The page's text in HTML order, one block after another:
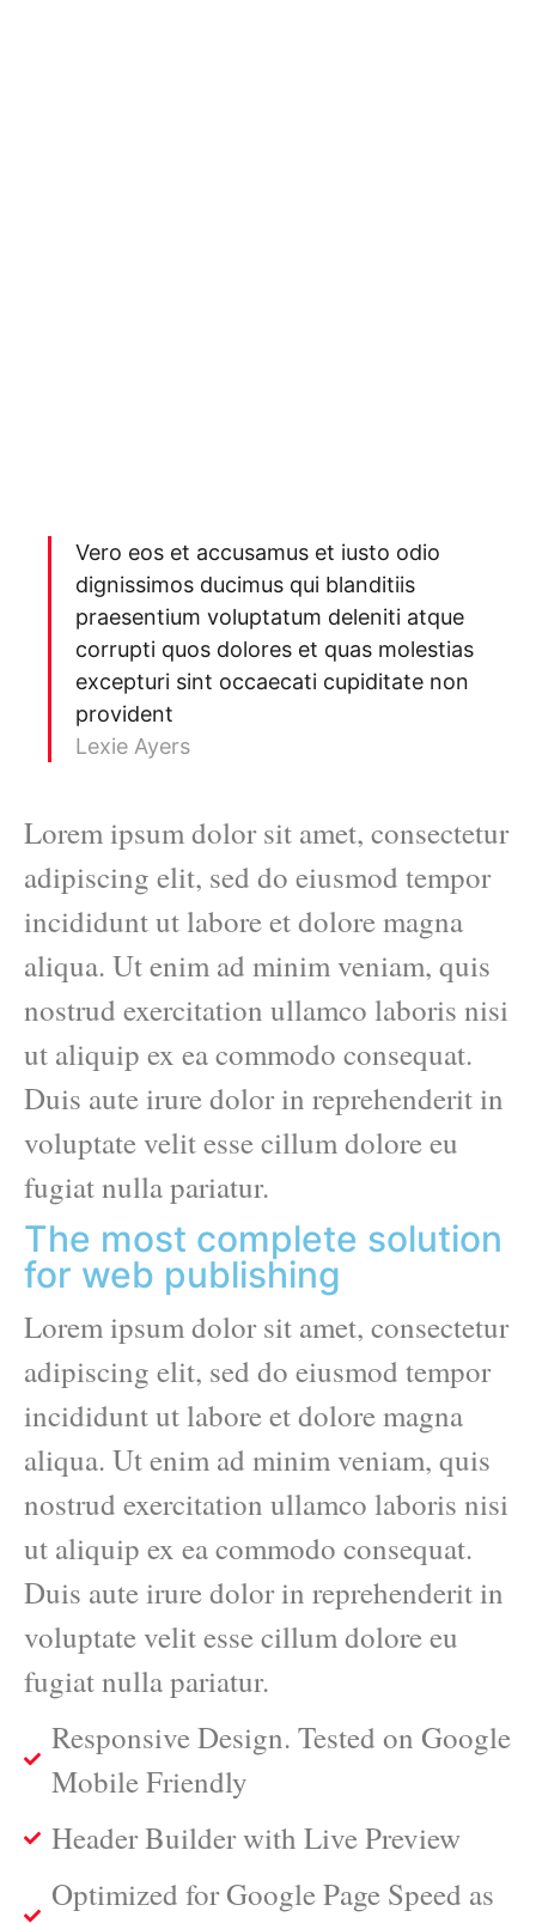
Vero eos et accusamus et iusto odio
dignissimos ducimus qui blanditiis
praesentium voluptatum deleniti atque
corrupti quos dolores et quas molestias
excepturi sint occaecati cupiditate non
provident
Lexie Ayers
Lorem ipsum dolor sit amet, consectetur
adipiscing elit, sed do eiusmod tempor
incididunt ut labore et dolore magna
aliqua. Ut enim ad minim veniam, quis
nostrud exercitation ullamco laboris nisi
ut aliquip ex ea commodo consequat.
Duis aute irure dolor in reprehenderit in
voluptate velit esse cillum dolore eu
fugiat nulla pariatur.
The most complete solution
for web publishing
Lorem ipsum dolor sit amet, consectetur
adipiscing elit, sed do eiusmod tempor
incididunt ut labore et dolore magna
aliqua. Ut enim ad minim veniam, quis
nostrud exercitation ullamco laboris nisi
ut aliquip ex ea commodo consequat.
Duis aute irure dolor in reprehenderit in
voluptate velit esse cillum dolore eu
fugiat nulla pariatur.
Responsive Design. Tested on Google
Mobile Friendly
Header Builder with Live Preview
Optimized for Google Page Speed as